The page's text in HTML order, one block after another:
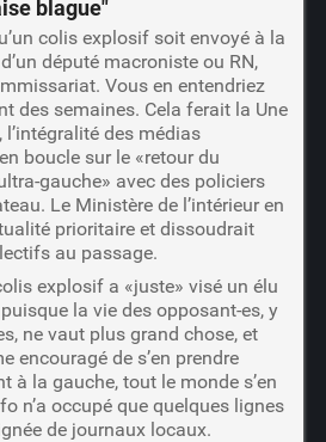
blague"
colis explosif soit envoyé à la
député macroniste ou RN,
Vous en entendriez
des semaines. Cela ferait la Une
l’intégralité des médias
boucle sur le «retour du
gauche» avec des policiers
Le Ministère de l’intérieur en
prioritaire et dissoudrait
au passage.
explosif a «juste» visé un élu
la vie des opposant-es, y
ne vaut plus grand chose, et
encouragé de s’en prendre
à la gauche, tout le monde s’en
n’a occupé que quelques lignes
de journaux locaux.